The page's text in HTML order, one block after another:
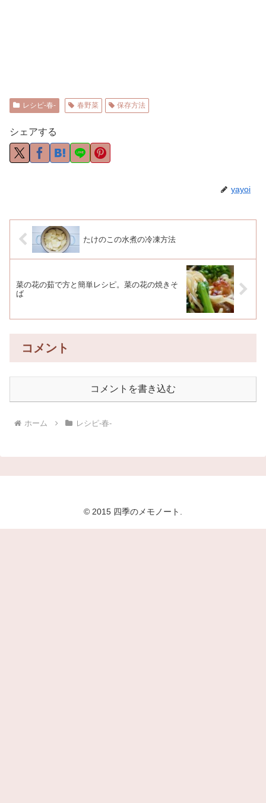
レシピ-春- 春野菜 保存方法
シェアする
yayoi
たけのこの水煮の冷凍方法
菜の花の茹で方と簡単レシピ。菜の花の焼きそ
ば
コメント
コメントを書き込む
ホーム レシピ-春-
© 2015 四季のメモノート.